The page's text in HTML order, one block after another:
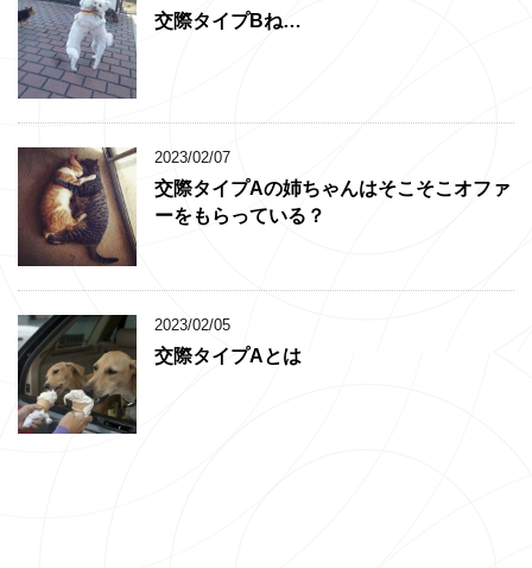
交際タイプBね…
2023/02/07
交際タイプAの姉ちゃんはそこそこオファ
ーをもらっている？
2023/02/05
交際タイプAとは